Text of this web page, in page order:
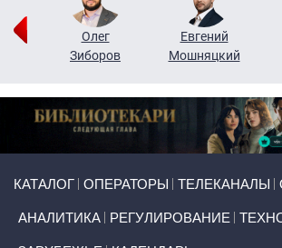
Олег
Зиборов
Евгений
Мошняцкий
КАТАЛОГ ОПЕРАТОРЫ ТЕЛЕКАНАЛЫ
АНАЛИТИКА РЕГУЛИРОВАНИЕ